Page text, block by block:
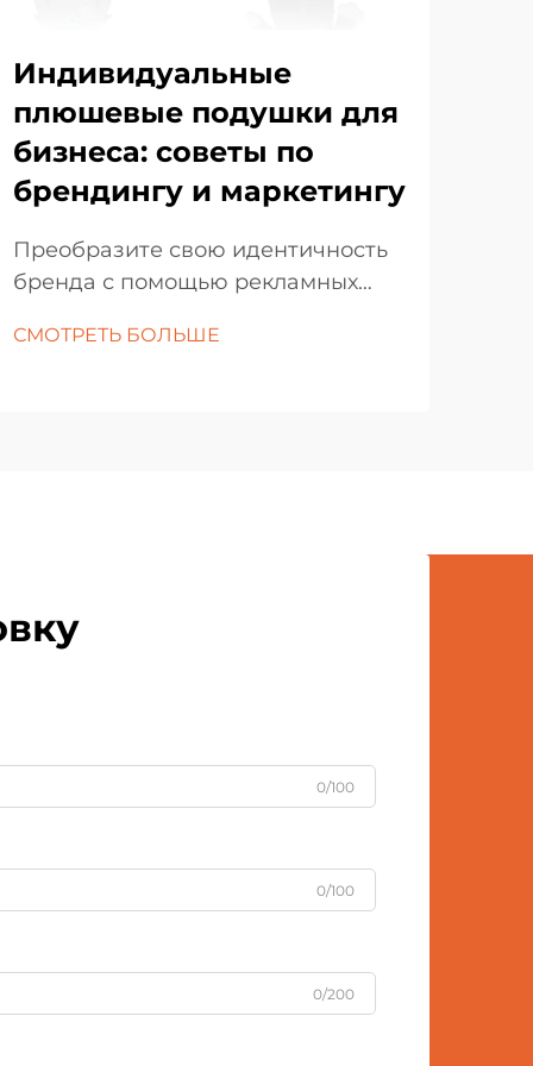
Индивидуальные
плюшевые подушки для
бизнеса: советы по
брендингу и маркетингу
Преобразите свою идентичность
бренда с помощью рекламных
современном конкурентном
СМОТРЕТЬ БОЛЬШЕ
0/100
0/100
0/200